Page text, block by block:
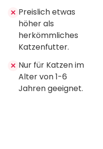
✕ Preislich etwas
höher als
herkömmliches
Katzenfutter.
✕ Nur für Katzen im
Alter von 1-6
Jahren geeignet.